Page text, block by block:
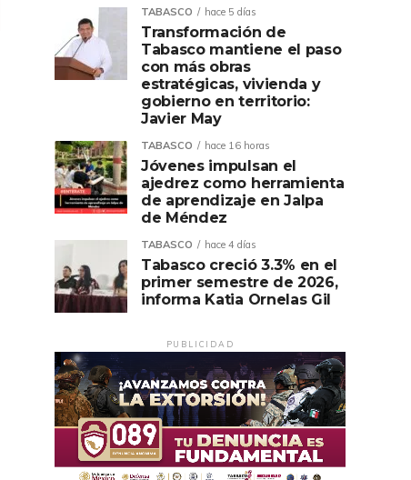
TABASCO hace 5 días
Transformación de
Tabasco mantiene el paso
con más obras
estratégicas, vivienda y
gobierno en territorio:
Javier May
TABASCO hace 16 horas
Jóvenes impulsan el
ajedrez como herramienta
de aprendizaje en Jalpa
de Méndez
TABASCO hace 4 días
Tabasco creció 3.3% en el
primer semestre de 2026,
informa Katia Ornelas Gil
PUBLICIDAD